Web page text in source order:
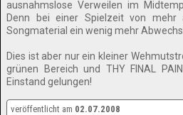
ausnahmslose Verweilen im
Denn bei einer Spielzeit von
Songmaterial ein wenig mehr
Dies ist aber nur ein kleiner
grünen Bereich und THY FINAL
Einstand gelungen!
veröffentlicht am 02.07.2008